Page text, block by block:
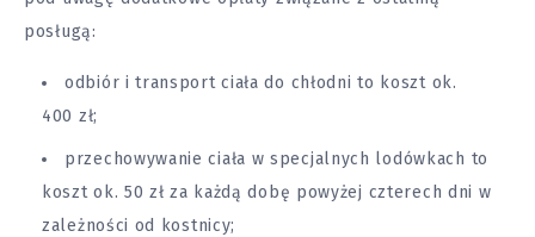
posługą:
odbiór i transport ciała do chłodni to koszt ok.
400 zł;
przechowywanie ciała w specjalnych lodówkach to
koszt ok. 50 zł za każdą dobę powyżej czterech dni w
zależności od kostnicy;